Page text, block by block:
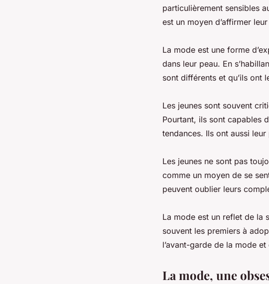
particulièrement sensibles
est un moyen d’affirmer
La mode est une forme
dans leur peau. En
sont différents et qu’ils ont
Les jeunes sont souvent
Pourtant, ils sont capables
tendances. Ils ont aussi
Les jeunes ne sont pas
comme un moyen de se
peuvent oublier leurs
La mode est un reflet de la
souvent les premiers à
l’avant-garde de la mode
La mode, une